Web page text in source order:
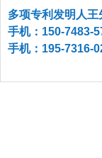
多项专利发明人王
手机：150-7483-
手机：195-7316-